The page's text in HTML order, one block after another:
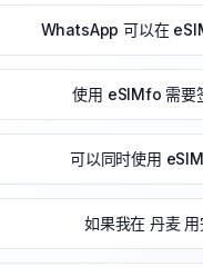
WhatsApp 可以在
使用 eSIMfo 需要
可以同时使用
如果我在 丹麦 用